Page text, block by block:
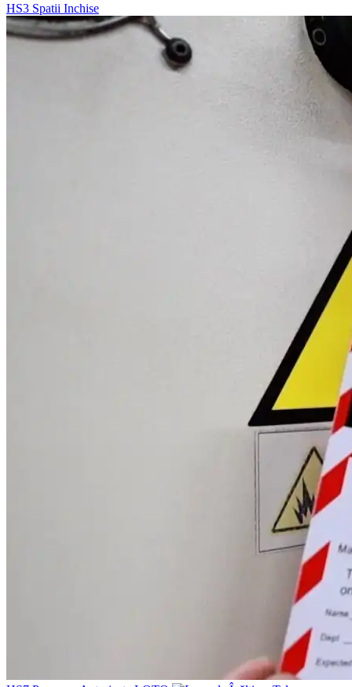
HS3 Spatii Inchise